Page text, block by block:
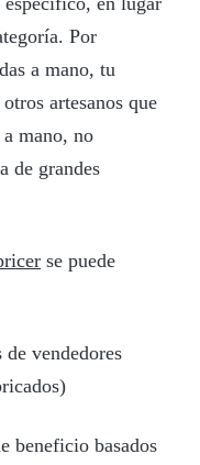
Por
a mano, tu
artesanos que
mano, no
de grandes
se puede
vendedores
beneficio basados